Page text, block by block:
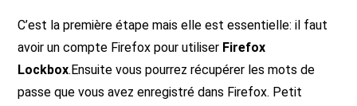
C’est la première étape mais elle est essentielle: il faut
avoir un compte Firefox pour utiliser Firefox
Lockbox.Ensuite vous pourrez récupérer les mots de
passe que vous avez enregistré dans Firefox. Petit